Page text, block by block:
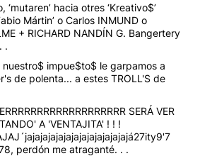
‘mutaren’ hacia otres ‘Kreativo$’
Mártin’ o Carlos INMUND o
+ RICHARD NANDÍN G. Bangertery
.
impue$to$ le garpamos a
de polenta... a estes TROLL'S de
SERÁ VER
A 'VENTAJITA' ! ! !
perdón me atraganté. . .